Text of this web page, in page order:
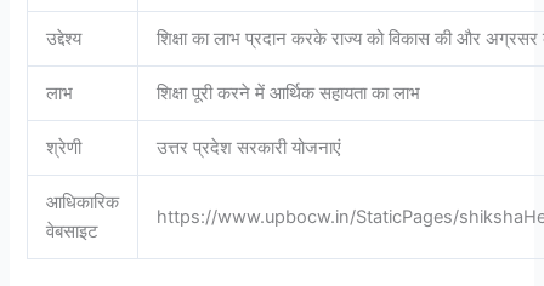
उद्देश्य शिक्षा का लाभ प्रदान करके राज्य को विकास की और अग्रसर
लाभ शिक्षा पूरी करने में आर्थिक सहायता का लाभ
श्रेणी उत्तर प्रदेश सरकारी योजनाएं
आधिकारिक
वेबसाइट
https://www.upbocw.in/StaticPages/